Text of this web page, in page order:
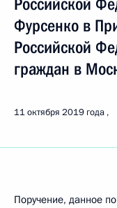
Российской
Фурсенко в
Российской
граждан в
11 октября 2019 года
Поручение, данное